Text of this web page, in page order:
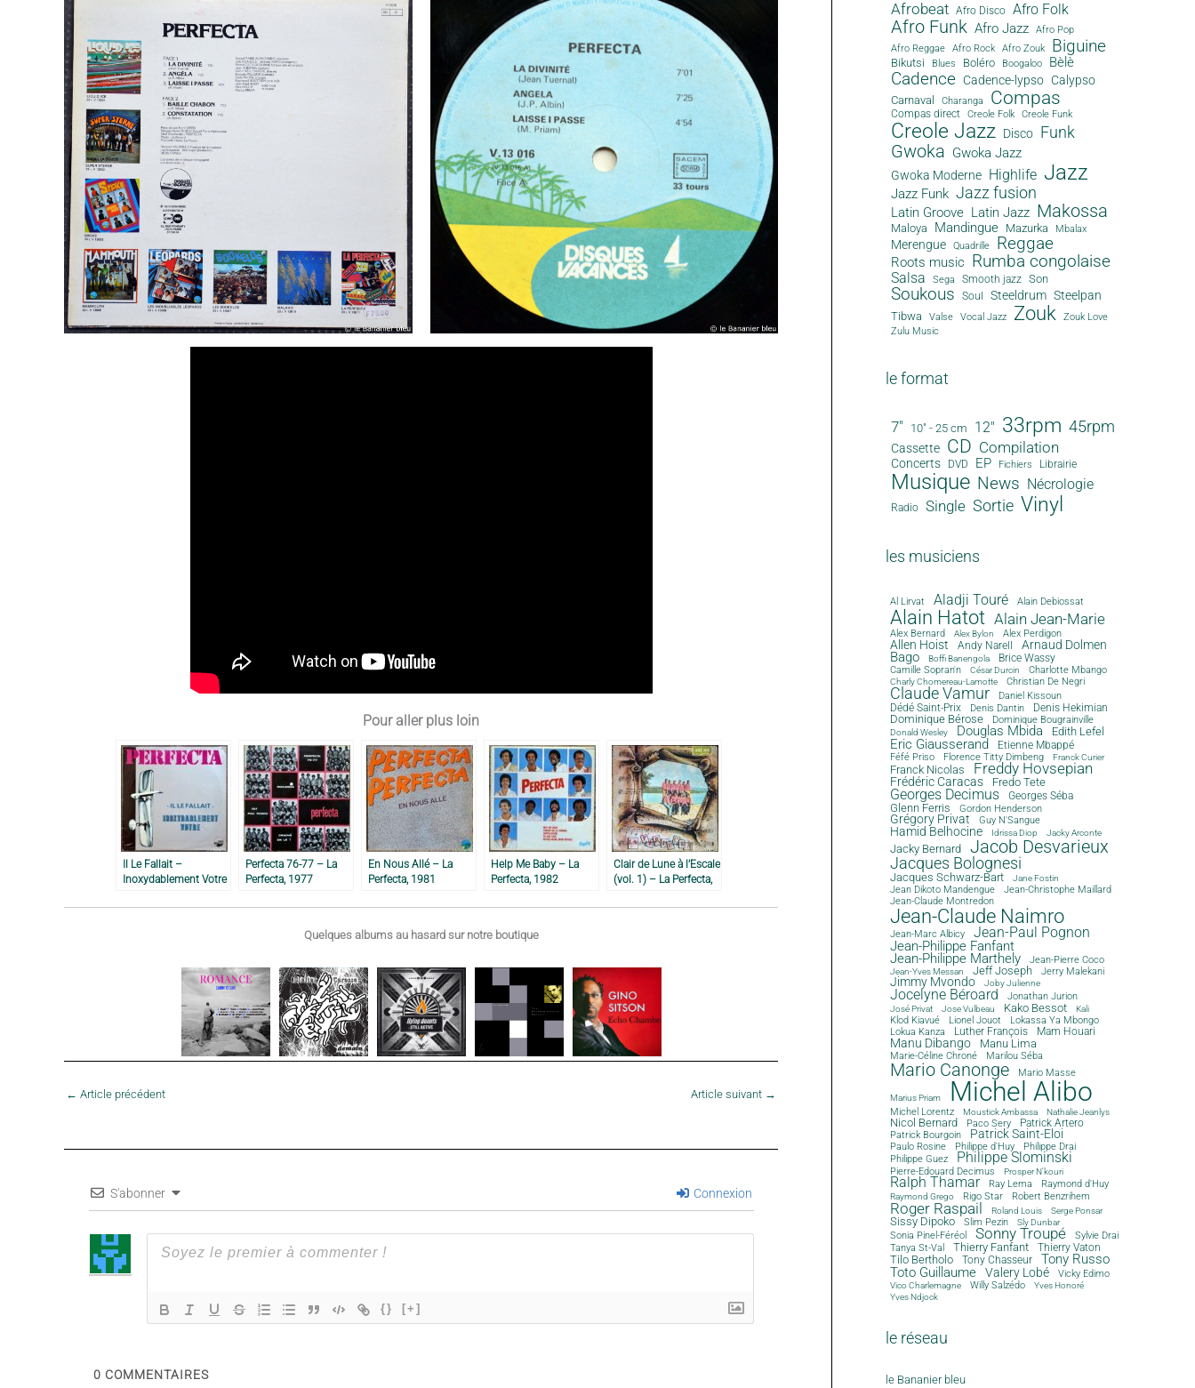
Pour aller plus loin
Il Le Fallait –
Inoxydablement Votre
Perfecta 76-77 – La
Perfecta, 1977
En Nous Allé – La
Perfecta, 1981
Help Me Baby – La
Perfecta, 1982
Clair de Lune à l’Escale
(vol. 1) – La Perfecta,
Quelques albums au hasard sur notre boutique
← Article précédent Article suivant →
S'abonner Connexion
{} [+]
0 COMMENTAIRES
Afrobeat Afro Disco Afro Folk
Afro Funk Afro Jazz
Afro Pop
Afro Reggae
Afro Rock Afro Zouk Biguine
Bikutsi Blues Boléro Boogaloo Bèlè
Cadence Cadence-lypso Calypso
Carnaval Charanga Compas
Compas direct Creole Folk Creole Funk
Creole Jazz Disco Funk
Gwoka Gwoka Jazz
Gwoka Moderne Highlife Jazz
Jazz Funk Jazz fusion
Latin Groove Latin Jazz Makossa
Maloya Mandingue Mazurka Mbalax
Merengue Quadrille Reggae
Roots music Rumba congolaise
Salsa Sega Smooth jazz Son
Soukous Soul Steeldrum Steelpan
Tibwa Valse Vocal Jazz Zouk
Zouk Love
Zulu Music
le format
7" 10" - 25 cm 12" 33rpm 45rpm
Cassette CD Compilation
Concerts DVD EP Fichiers Librairie
Musique News Nécrologie
Radio Single Sortie Vinyl
les musiciens
Al Lirvat Aladji Touré Alain Debiossat
Alain Hatot Alain Jean-Marie
Alex Bernard Alex Bylon Alex Perdigon
Allen Hoist Andy Narell Arnaud Dolmen
Bago Boffi Banengola
Brice Wassy
Camille Sopran'n
César Durcin Charlotte Mbango
Charly Chomereau-Lamotte Christian De Negri
Claude Vamur Daniel Kissoun
Dédé Saint-Prix Denis Dantin Denis Hekimian
Dominique Bérose Dominique Bougrainville
Donald Wesley Douglas Mbida Edith Lefel
Eric Giausserand Etienne Mbappé
Féfé Priso Florence Titty Dimbeng Franck Curier
Franck Nicolas Freddy Hovsepian
Frédéric Caracas Fredo Tete
Georges Decimus Georges Séba
Glenn Ferris Gordon Henderson
Grégory Privat Guy N'Sangue
Hamid Belhocine Idrissa Diop Jacky Arconte
Jacky Bernard Jacob Desvarieux
Jacques Bolognesi
Jacques Schwarz-Bart Jane Fostin
Jean Dikoto Mandengue
Jean-Christophe Maillard
Jean-Claude Montredon
Jean-Claude Naimro
Jean-Marc Albicy Jean-Paul Pognon
Jean-Philippe Fanfant
Jean-Philippe Marthely Jean-Pierre Coco
Jean-Yves Messan Jeff Joseph Jerry Malekani
Jimmy Mvondo Joby Julienne
Jocelyne Béroard Jonathan Jurion
José Privat Jose Vulbeau Kako Bessot Kali
Klod Kiavué Lionel Jouot
Lokassa Ya Mbongo
Lokua Kanza
Luther François Mam Houari
Manu Dibango Manu Lima
Marie-Céline Chroné Marilou Séba
Mario Canonge Mario Masse
Marius Priam Michel Alibo
Michel Lorentz Moustick Ambassa Nathalie Jeanlys
Nicol Bernard Paco Sery
Patrick Artero
Patrick Bourgoin
Patrick Saint-Eloi
Paulo Rosine Philippe d'Huy
Philippe Drai
Philippe Guez
Philippe Slominski
Pierre-Edouard Decimus Prosper N'kouri
Ralph Thamar Ray Lema Raymond d'Huy
Raymond Grego Rigo Star Robert Benzrihem
Roger Raspail Roland Louis Serge Ponsar
Sissy Dipoko Slim Pezin Sly Dunbar
Sonia Pinel-Féréol Sonny Troupé Sylvie Drai
Tanya St-Val Thierry Fanfant Thierry Vaton
Tilo Bertholo Tony Chasseur
Tony Russo
Toto Guillaume
Valery Lobé Vicky Edimo
Vico Charlemagne Willy Salzédo
Yves Honoré
Yves Ndjock
le réseau
le Bananier bleu